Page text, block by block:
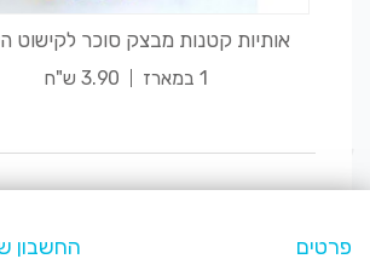
אותיות קטנות מבצק סוכר לקישוט
1 במארז 3.90 ש"ח
פרטים החשבון